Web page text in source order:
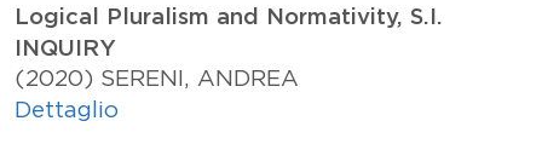
Logical Pluralism and Normativity, S.I.
INQUIRY
(2020) SERENI, ANDREA
Dettaglio